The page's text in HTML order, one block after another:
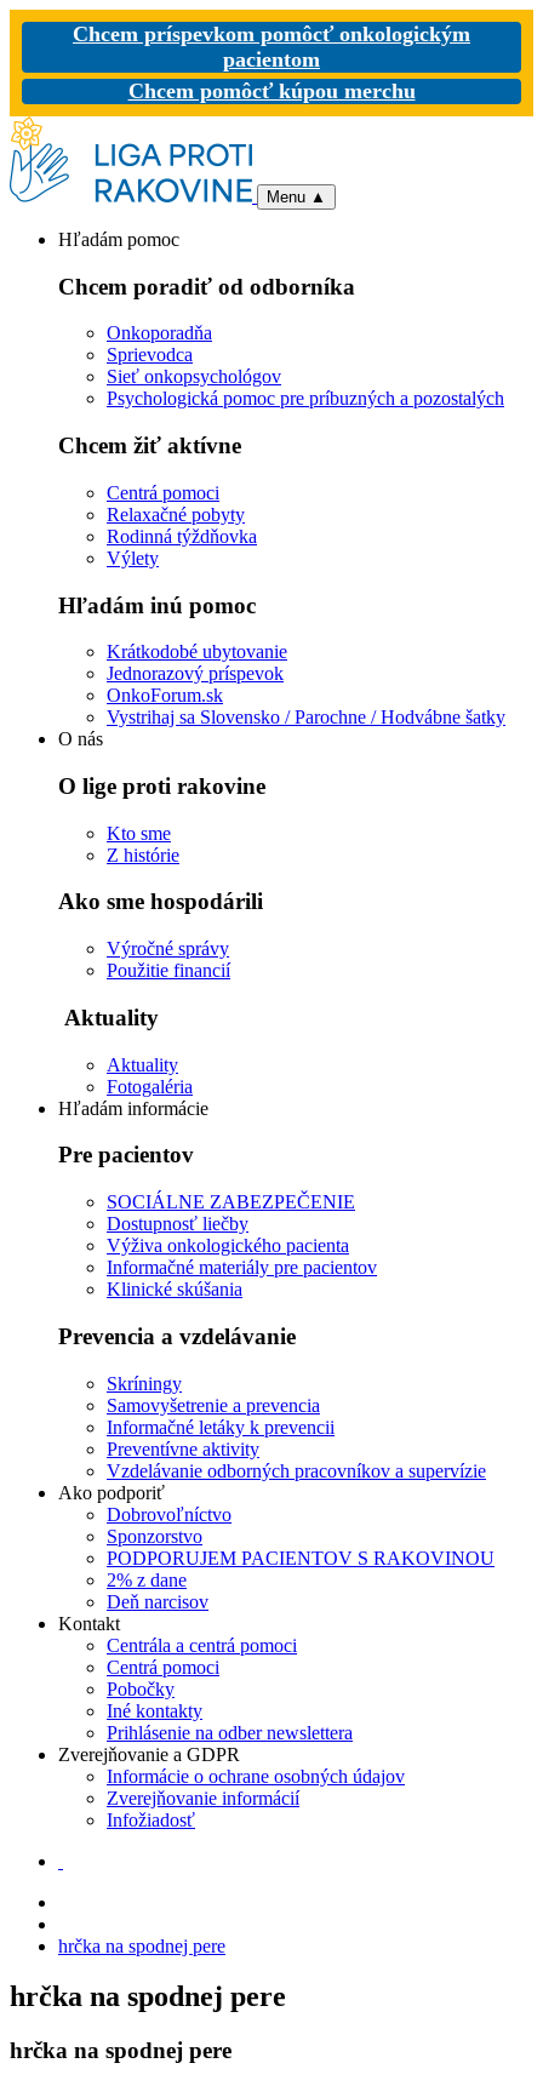
Chcem príspevkom pomôcť onkologickým
pacientom
Chcem pomôcť kúpou merchu
Menu ▲
Hľadám pomoc
Chcem poradiť od odborníka
Onkoporadňa
Sprievodca
Sieť onkopsychológov
Psychologická pomoc pre príbuzných a pozostalých
Chcem žiť aktívne
Centrá pomoci
Relaxačné pobyty
Rodinná týždňovka
Výlety
Hľadám inú pomoc
Krátkodobé ubytovanie
Jednorazový príspevok
OnkoForum.sk
Vystrihaj sa Slovensko / Parochne / Hodvábne šatky
O nás
O lige proti rakovine
Kto sme
Z histórie
Ako sme hospodárili
Výročné správy
Použitie financií
Aktuality
Aktuality
Fotogaléria
Hľadám informácie
Pre pacientov
SOCIÁLNE ZABEZPEČENIE
Dostupnosť liečby
Výživa onkologického pacienta
Informačné materiály pre pacientov
Klinické skúšania
Prevencia a vzdelávanie
Skríningy
Samovyšetrenie a prevencia
Informačné letáky k prevencii
Preventívne aktivity
Vzdelávanie odborných pracovníkov a supervízie
Ako podporiť
Dobrovoľníctvo
Sponzorstvo
PODPORUJEM PACIENTOV S RAKOVINOU
2% z dane
Deň narcisov
Kontakt
Centrála a centrá pomoci
Centrá pomoci
Pobočky
Iné kontakty
Prihlásenie na odber newslettera
Zverejňovanie a GDPR
Informácie o ochrane osobných údajov
Zverejňovanie informácií
Infožiadosť
hrčka na spodnej pere
hrčka na spodnej pere
hrčka na spodnej pere